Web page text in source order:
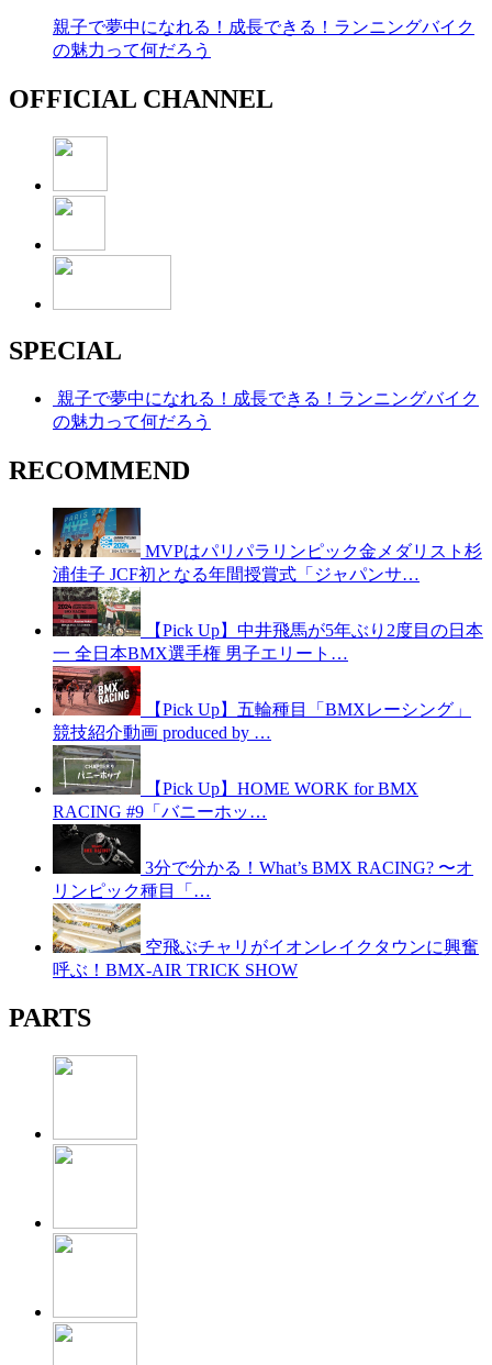
親子で夢中になれる！成長できる！ランニングバイク
の魅力って何だろう
OFFICIAL CHANNEL
SPECIAL
親子で夢中になれる！成長できる！ランニングバイク
の魅力って何だろう
RECOMMEND
MVPはパリパラリンピック金メダリスト杉
浦佳子 JCF初となる年間授賞式「ジャパンサ…
【Pick Up】中井飛馬が5年ぶり2度目の日本
一 全日本BMX選手権 男子エリート…
【Pick Up】五輪種目「BMXレーシング」
競技紹介動画 produced by …
【Pick Up】HOME WORK for BMX
RACING #9「バニーホッ…
3分で分かる！What’s BMX RACING? 〜オ
リンピック種目「…
空飛ぶチャリがイオンレイクタウンに興奮
呼ぶ！BMX-AIR TRICK SHOW
PARTS